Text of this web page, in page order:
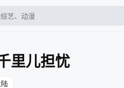
里儿担忧